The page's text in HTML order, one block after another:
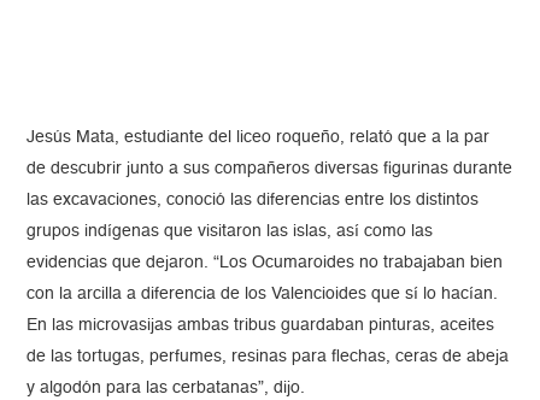
Jesús Mata, estudiante del liceo roqueño, relató que a la par
de descubrir junto a sus compañeros diversas figurinas durante
las excavaciones, conoció las diferencias entre los distintos
grupos indígenas que visitaron las islas, así como las
evidencias que dejaron. “Los Ocumaroides no trabajaban bien
con la arcilla a diferencia de los Valencioides que sí lo hacían.
En las microvasijas ambas tribus guardaban pinturas, aceites
de las tortugas, perfumes, resinas para flechas, ceras de abeja
y algodón para las cerbatanas”, dijo.